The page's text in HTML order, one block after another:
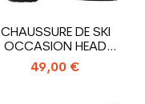
CHAUSSURE DE SKI
OCCASION HEAD
ADVANT EDGE 75
49,00 €